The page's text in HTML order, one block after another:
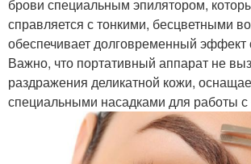
брови специальным эпилятором,
справляется с тонкими, бесцветными
обеспечивает долговременный эффект
Важно, что портативный аппарат не
раздражения деликатной кожи,
специальными насадками для работы